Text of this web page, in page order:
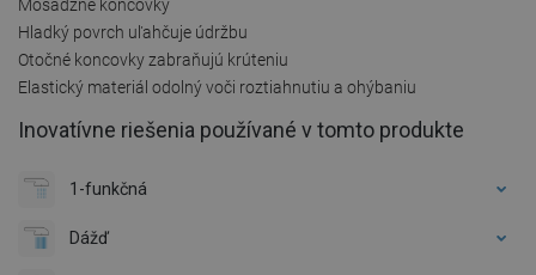
Mosadzné koncovky
Hladký povrch uľahčuje údržbu
Otočné koncovky zabraňujú krúteniu
Elastický materiál odolný voči roztiahnutiu a ohýbaniu
Inovatívne riešenia používané v tomto produkte
1-funkčná
Dážď